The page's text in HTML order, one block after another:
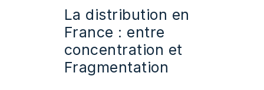
La distribution en
France : entre
concentration et
Fragmentation